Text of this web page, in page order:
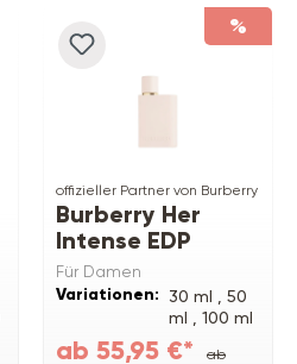
%
offizieller Partner von Burberry
Burberry Her
Intense EDP
Für Damen
Variationen: 30 ml , 50
ml , 100 ml
ab 55,95 €* ab